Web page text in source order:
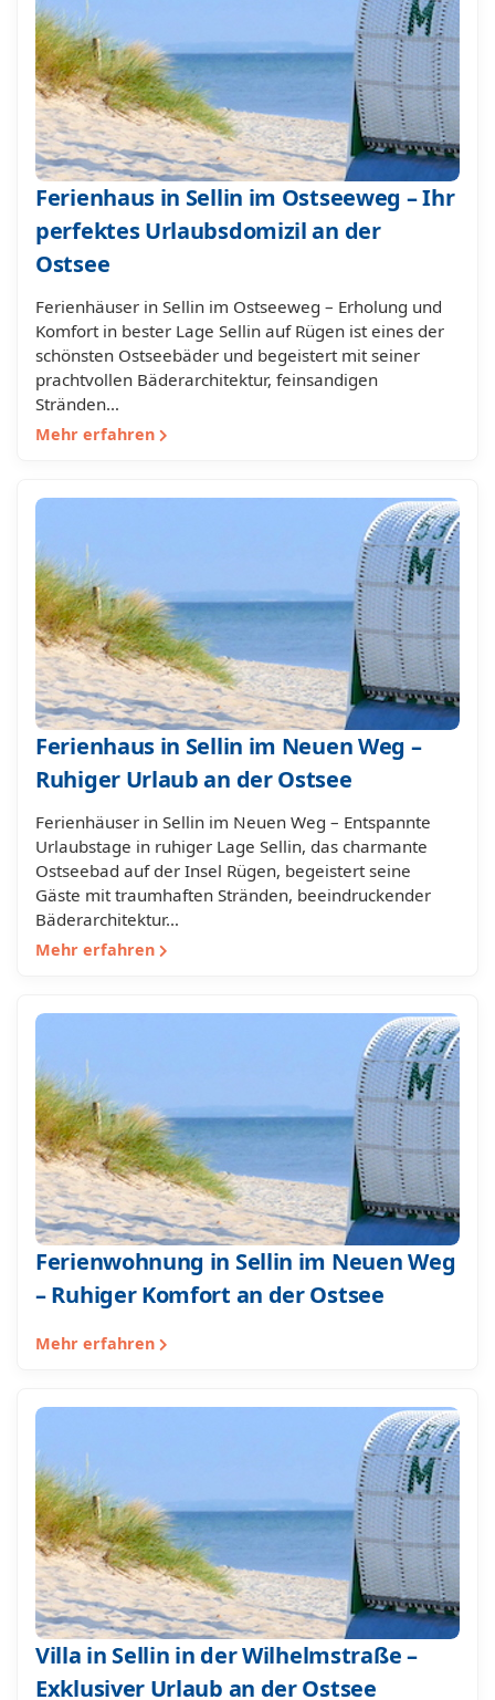
Ferienhaus in Sellin im Ostseeweg – Ihr
perfektes Urlaubsdomizil an der
Ostsee
Ferienhäuser in Sellin im Ostseeweg – Erholung und
Komfort in bester Lage Sellin auf Rügen ist eines der
schönsten Ostseebäder und begeistert mit seiner
prachtvollen Bäderarchitektur, feinsandigen
Stränden…
Mehr erfahren
Ferienhaus in Sellin im Neuen Weg –
Ruhiger Urlaub an der Ostsee
Ferienhäuser in Sellin im Neuen Weg – Entspannte
Urlaubstage in ruhiger Lage Sellin, das charmante
Ostseebad auf der Insel Rügen, begeistert seine
Gäste mit traumhaften Stränden, beeindruckender
Bäderarchitektur…
Mehr erfahren
Ferienwohnung in Sellin im Neuen Weg
– Ruhiger Komfort an der Ostsee
Mehr erfahren
Villa in Sellin in der Wilhelmstraße –
Exklusiver Urlaub an der Ostsee